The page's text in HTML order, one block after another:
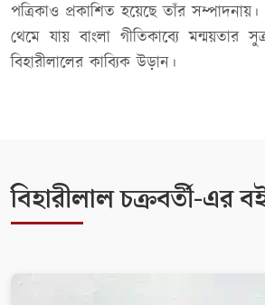
পত্রিকাও প্রকাশিত হয়েছে তাঁর
থেমে যায় বাংলা গীতিকাব্যে মন্ময়তার
বিহারীলালের কাব্যিক উড়ান।
বিহারীলাল চক্রবর্তী-এর